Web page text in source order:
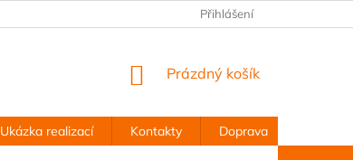
Přihlášení
NÁKUPNÍ
Prázdný košík
Ukázka realizací Kontakty Doprava